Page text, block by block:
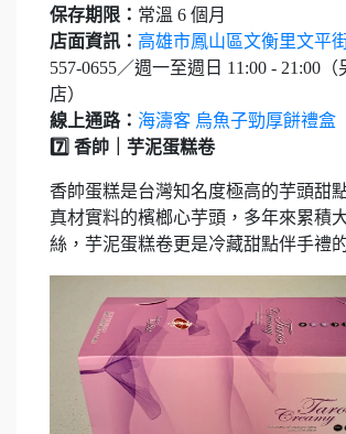
保存期限： 常溫 6 個月
店面資訊： 高雄市鳳山區文衡里文平
557-0655／週一至週日 11:00 - 21:00
店）
線上通路： 海濤客 烏魚子勁厚餅禮盒
7️⃣ 香帥｜芋泥蛋糕卷
香帥蛋糕是台灣知名度極高的芋頭甜
真材實料的檳榔心芋頭，多年來累積
絲，芋泥蛋糕卷更是冷藏甜點伴手禮